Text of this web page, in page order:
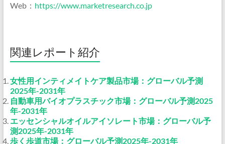
Web： https://www.marketresearch.co.jp
関連レポート紹介
女性用インティメイトケア製品市場：グローバル予測
2025年-2031年
自動車用バイオプラスチック市場：グローバル予測2025
年-2031年
エッセンシャルオイルアイソレート市場：グローバル予
測2025年-2031年
歩く歩道市場：グローバル予測2025年-2031年